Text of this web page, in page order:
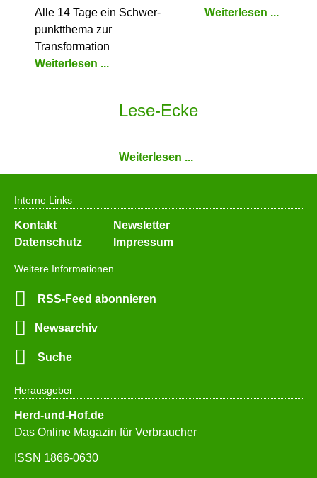
Alle 14 Tage ein Schwer­
punkt­thema zur
Transformation
Weiterlesen ...
Weiterlesen ...
Lese-Ecke
Weiterlesen ...
Herausgeber
Herd-und-Hof.de
Das Online Magazin für Verbraucher
ISSN 1866-0630
Weitere Informationen
RSS-Feed abonnieren
Newsarchiv
Suche
Interne Links
Navigation
überspringen
Kontakt
Newsletter
Datenschutz
Impressum